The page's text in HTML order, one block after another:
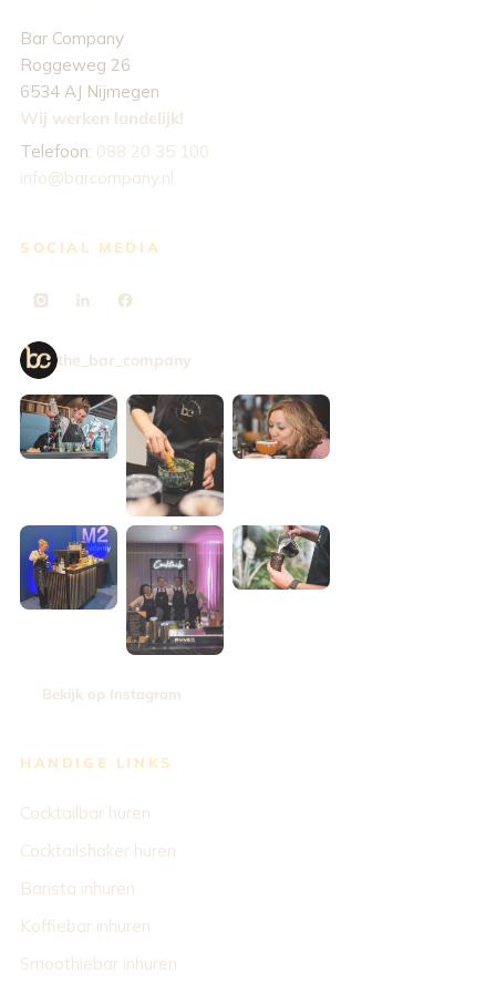
Bar Company
Roggeweg 26
6534 AJ Nijmegen
Wij werken landelijk!
Telefoon: 088 20 35 100
info@barcompany.nl
SOCIAL MEDIA
the_bar_company
Bekijk op Instagram
HANDIGE LINKS
Cocktailbar huren
Cocktailshaker huren
Barista inhuren
Koffiebar inhuren
Smoothiebar inhuren